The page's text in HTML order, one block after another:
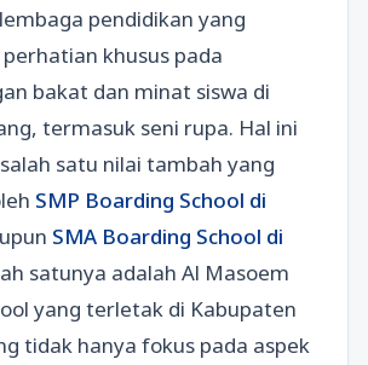
pendidikan yang
khusus pada
bakat dan minat siswa di
termasuk seni rupa. Hal ini
satu nilai tambah yang
SMP Boarding School di
SMA Boarding School di
satunya adalah Al Masoem
yang terletak di Kabupaten
tidak hanya fokus pada aspek